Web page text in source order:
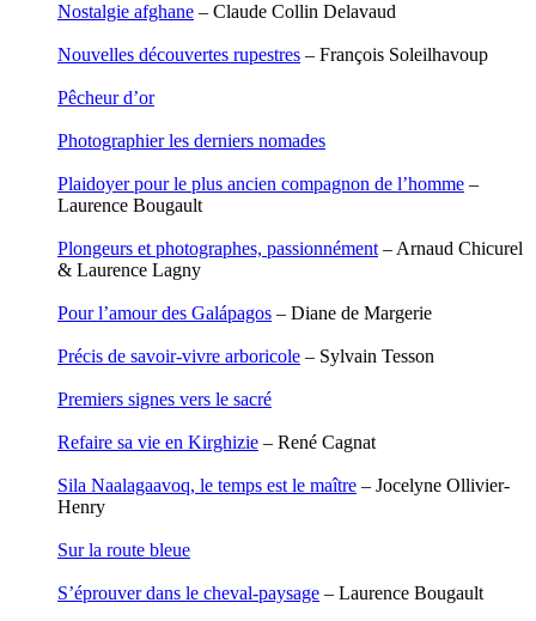
Marcel Patrick
Mathé Brian
Miollis Bertrand de
Monchaud Morgan
Moullec Christian
Muller Victor
Neyroud Michel
Nicolas Philippe
Noacco Cristina
Nodet Mariette
Ollivier-Henry Jocelyne
Pacquier Thierry
Pastureau Jean
Peltier Julien
Pitiot Michaël
Nostalgie afghane – Claude Collin Delavaud
Nouvelles découvertes rupestres – François Soleilhavoup
Pêcheur d’or
Photographier les derniers nomades
Plaidoyer pour le plus ancien compagnon de l’homme –
Laurence Bougault
Plongeurs et photographes, passionnément – Arnaud Chicurel
& Laurence Lagny
Pour l’amour des Galápagos – Diane de Margerie
Précis de savoir-vivre arboricole – Sylvain Tesson
Premiers signes vers le sacré
Refaire sa vie en Kirghizie – René Cagnat
Sila Naalagaavoq, le temps est le maître – Jocelyne Ollivier-
Henry
Sur la route bleue
S’éprouver dans le cheval-paysage – Laurence Bougault